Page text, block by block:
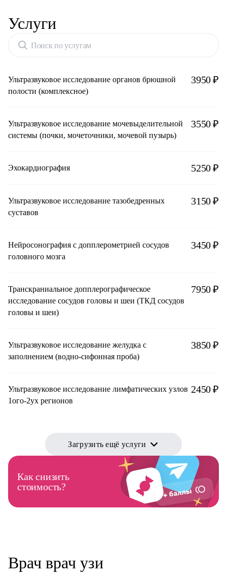
Услуги
Поиск по услугам
Ультразвуковое исследование органов брюшной
полости (комплексное)
3950 ₽
Ультразвуковое исследование мочевыделительной
системы (почки, мочеточники, мочевой пузырь)
3550 ₽
Эхокардиография 5250 ₽
Ультразвуковое исследование тазобедренных
суставов
3150 ₽
Нейросонография с допплерометрией сосудов
головного мозга
3450 ₽
Транскраниальное допплерографическое
исследование сосудов головы и шеи (ТКД сосудов
головы и шеи)
7950 ₽
Ультразвуковое исследование желудка с
заполнением (водно-сифонная проба)
3850 ₽
Ультразвуковое исследование лимфатических узлов
1ого-2ух регионов
2450 ₽
Загрузить ещё услуги
Как снизить
стоимость?
Врач врач узи